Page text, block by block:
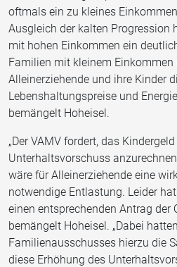
oftmals ein zu kleines
Ausgleich der kalten Progression
mit hohen Einkommen ein
Familien mit kleinem
Alleinerziehende und ihre Kinder
Lebenshaltungspreise und
bemängelt Hoheisel.
„Der VAMV fordert, das
Unterhaltsvorschuss
wäre für Alleinerziehende eine
notwendige Entlastung. Leider
einen entsprechenden Antrag der
bemängelt Hoheisel. „Dabei
Familienausschusses hierzu die
diese Erhöhung des